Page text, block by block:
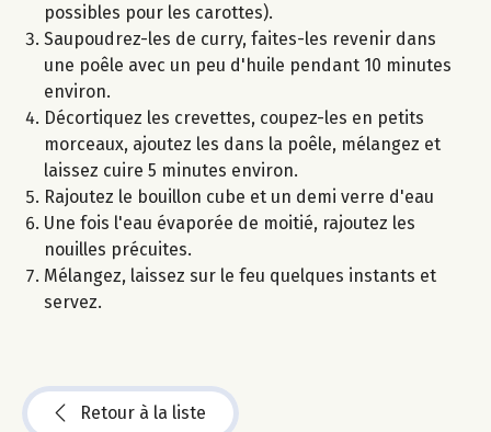
possibles pour les carottes).
Saupoudrez-les de curry, faites-les revenir dans
une poêle avec un peu d'huile pendant 10 minutes
environ.
Décortiquez les crevettes, coupez-les en petits
morceaux, ajoutez les dans la poêle, mélangez et
laissez cuire 5 minutes environ.
Rajoutez le bouillon cube et un demi verre d'eau
Une fois l'eau évaporée de moitié, rajoutez les
nouilles précuites.
Mélangez, laissez sur le feu quelques instants et
servez.
Retour à la liste